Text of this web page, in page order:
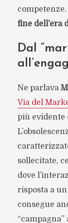
competenze.
fine dell’era
Dal
Ne parlava
Via del
più evidente
sollecitate,
dove
risposta a
consegue